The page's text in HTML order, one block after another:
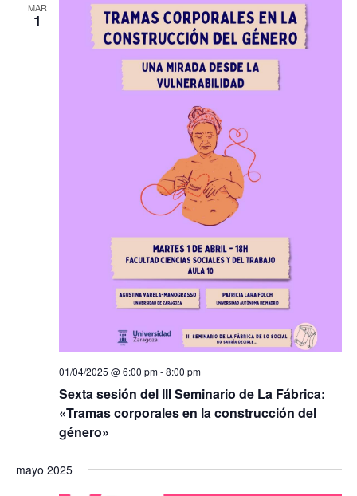
MAR
1
01/04/2025 @ 6:00 pm-8:00 pm
Sexta sesión del III Seminario de La Fábrica:
«Tramas corporales en la construcción del
género»
mayo 2025